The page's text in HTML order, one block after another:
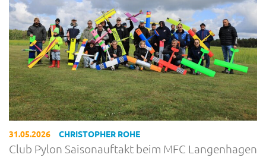
31.05.2026 CHRISTOPHER ROHE
Club Pylon Saisonauftakt beim MFC Langenhagen